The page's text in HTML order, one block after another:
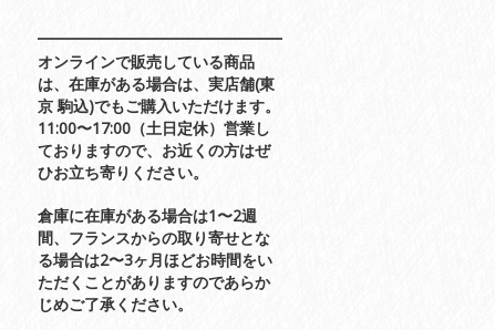
オンラインで販売している商品
は、在庫がある場合は、実店舗(東
京 駒込)でもご購入いただけます。
11:00〜17:00（土日定休）営業し
ておりますので、お近くの方はぜ
ひお立ち寄りください。
倉庫に在庫がある場合は1〜2週
間、フランスからの取り寄せとな
る場合は2〜3ヶ月ほどお時間をい
ただくことがありますのであらか
じめご了承ください。